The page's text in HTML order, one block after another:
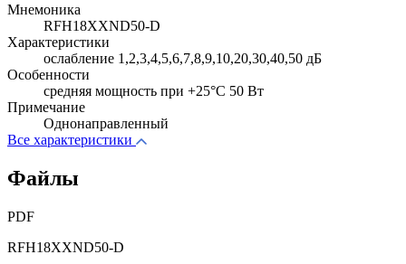
Мнемоника
RFH18XXND50-D
Характеристики
ослабление 1,2,3,4,5,6,7,8,9,10,20,30,40,50 дБ
Особенности
cредняя мощность при +25°C 50 Вт
Примечание
Однонаправленный
Все характеристики
Файлы
PDF
RFH18XXND50-D